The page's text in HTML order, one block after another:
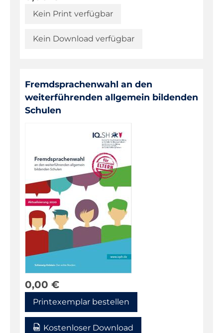
Kein Print verfügbar
Kein Download verfügbar
Fremdsprachenwahl an den
weiterführenden allgemein bildenden
Schulen
0,00 €
Printexemplar bestellen
Kostenloser Download